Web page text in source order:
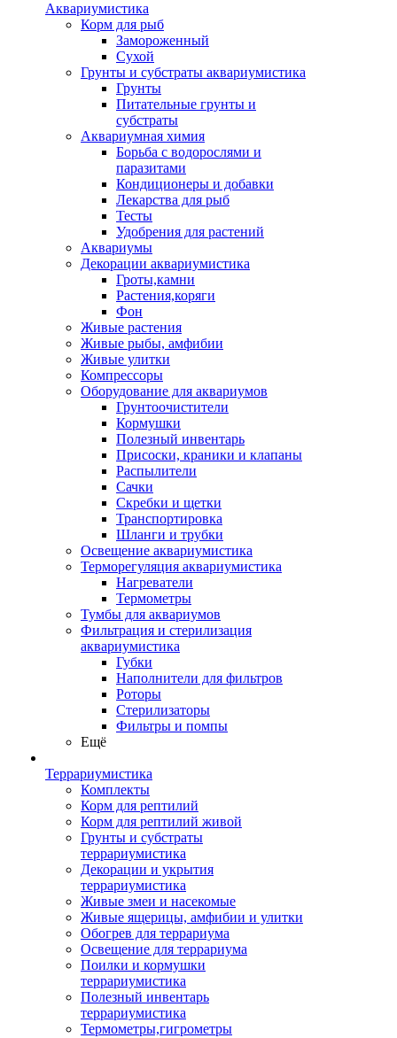
Аквариумистика
Корм для рыб
Замороженный
Сухой
Грунты и субстраты аквариумистика
Грунты
Питательные грунты и
субстраты
Аквариумная химия
Борьба с водорослями и
паразитами
Кондиционеры и добавки
Лекарства для рыб
Тесты
Удобрения для растений
Аквариумы
Декорации аквариумистика
Гроты,камни
Растения,коряги
Фон
Живые растения
Живые рыбы, амфибии
Живые улитки
Компрессоры
Оборудование для аквариумов
Грунтоочистители
Кормушки
Полезный инвентарь
Присоски, краники и клапаны
Распылители
Сачки
Скребки и щетки
Транспортировка
Шланги и трубки
Освещение аквариумистика
Терморегуляция аквариумистика
Нагреватели
Термометры
Тумбы для аквариумов
Фильтрация и стерилизация
аквариумистика
Губки
Наполнители для фильтров
Роторы
Стерилизаторы
Фильтры и помпы
Ещё
Террариумистика
Комплекты
Корм для рептилий
Корм для рептилий живой
Грунты и субстраты
террариумистика
Декорации и укрытия
террариумистика
Живые змеи и насекомые
Живые ящерицы, амфибии и улитки
Обогрев для террариума
Освещение для террариума
Поилки и кормушки
террариумистика
Полезный инвентарь
террариумистика
Термометры,гигрометры